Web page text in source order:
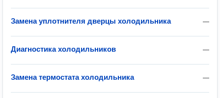
—
Замена уплотнителя дверцы холодильника
—
Диагностика холодильников
—
Замена термостата холодильника